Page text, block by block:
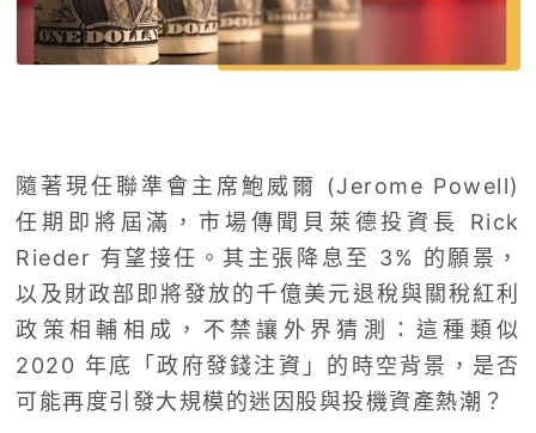
隨著現任聯準會主席鮑威爾 (Jerome Powell)
任期即將屆滿，市場傳聞貝萊德投資長 Rick
Rieder 有望接任。其主張降息至 3% 的願景，
以及財政部即將發放的千億美元退稅與關稅紅利
政策相輔相成，不禁讓外界猜測：這種類似
2020 年底「政府發錢注資」的時空背景，是否
可能再度引發大規模的迷因股與投機資產熱潮？